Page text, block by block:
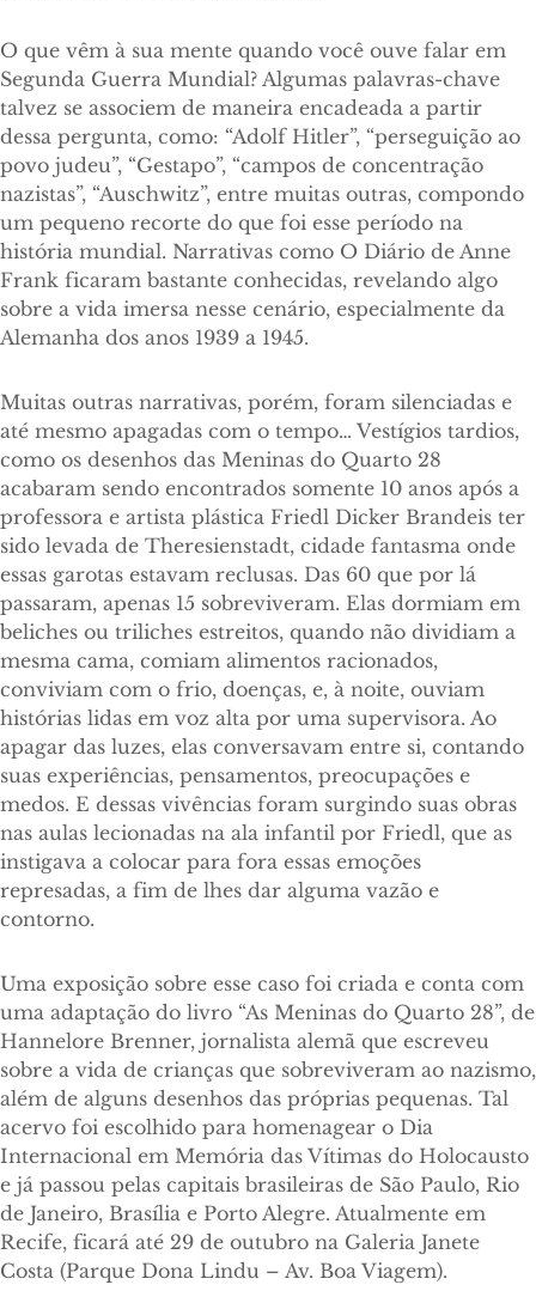
O que vêm à sua mente quando você ouve falar em
Segunda Guerra Mundial? Algumas palavras-chave
talvez se associem de maneira encadeada a partir
dessa pergunta, como: “Adolf Hitler”, “perseguição ao
povo judeu”, “Gestapo”, “campos de concentração
nazistas”, “Auschwitz”, entre muitas outras, compondo
um pequeno recorte do que foi esse período na
história mundial. Narrativas como O Diário de Anne
Frank ficaram bastante conhecidas, revelando algo
sobre a vida imersa nesse cenário, especialmente da
Alemanha dos anos 1939 a 1945.
Muitas outras narrativas, porém, foram silenciadas e
até mesmo apagadas com o tempo… Vestígios tardios,
como os desenhos das Meninas do Quarto 28
acabaram sendo encontrados somente 10 anos após a
professora e artista plástica Friedl Dicker Brandeis ter
sido levada de Theresienstadt, cidade fantasma onde
essas garotas estavam reclusas. Das 60 que por lá
passaram, apenas 15 sobreviveram. Elas dormiam em
beliches ou triliches estreitos, quando não dividiam a
mesma cama, comiam alimentos racionados,
conviviam com o frio, doenças, e, à noite, ouviam
histórias lidas em voz alta por uma supervisora. Ao
apagar das luzes, elas conversavam entre si, contando
suas experiências, pensamentos, preocupações e
medos. E dessas vivências foram surgindo suas obras
nas aulas lecionadas na ala infantil por Friedl, que as
instigava a colocar para fora essas emoções
represadas, a fim de lhes dar alguma vazão e
contorno.
Uma exposição sobre esse caso foi criada e conta com
uma adaptação do livro “As Meninas do Quarto 28”, de
Hannelore Brenner, jornalista alemã que escreveu
sobre a vida de crianças que sobreviveram ao nazismo,
além de alguns desenhos das próprias pequenas. Tal
acervo foi escolhido para homenagear o Dia
Internacional em Memória das Vítimas do Holocausto
e já passou pelas capitais brasileiras de São Paulo, Rio
de Janeiro, Brasília e Porto Alegre. Atualmente em
Recife, ficará até 29 de outubro na Galeria Janete
Costa (Parque Dona Lindu – Av. Boa Viagem).